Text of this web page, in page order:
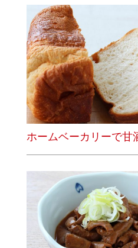
ホームベーカリーで甘